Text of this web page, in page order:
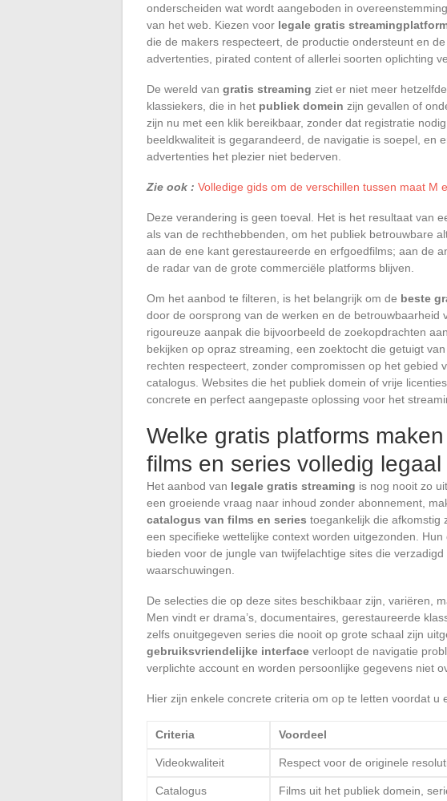
onderscheiden wat wordt aangeboden in
van het web. Kiezen voor legale gratis
die de makers respecteert, de productie ondersteunt en
advertenties, pirated content of allerlei soorten oplichting
De wereld van gratis streaming ziet er niet meer
klassiekers, die in het publiek domein zijn gevallen of
zijn nu met een klik bereikbaar, zonder dat registratie
beeldkwaliteit is gegarandeerd, de navigatie is soepel, en
advertenties het plezier niet bederven.
Zie ook : Volledige gids om de verschillen tussen maat M
Deze verandering is geen toeval. Het is het resultaat van
als van de rechthebbenden, om het publiek betrouwbare
aan de ene kant gerestaureerde en erfgoedfilms; aan de
de radar van de grote commerciële platforms blijven.
Om het aanbod te filteren, is het belangrijk om de beste
door de oorsprong van de werken en de betrouwbaarheid
rigoureuze aanpak die bijvoorbeeld de zoekopdrachten
bekijken op opraz streaming, een zoektocht die getuigt
rechten respecteert, zonder compromissen op het gebied
catalogus. Websites die het publiek domein of vrije
concrete en perfect aangepaste oplossing voor het
Welke gratis platforms
films en series volledig
Het aanbod van legale gratis streaming is nog nooit zo
een groeiende vraag naar inhoud zonder abonnement,
catalogus van films en series toegankelijk die afkomstig
een specifieke wettelijke context worden uitgezonden.
bieden voor de jungle van twijfelachtige sites die
waarschuwingen.
De selecties die op deze sites beschikbaar zijn, variëren,
Men vindt er drama’s, documentaires, gerestaureerde
zelfs onuitgegeven series die nooit op grote schaal zijn
gebruiksvriendelijke interface verloopt de navigatie
verplichte account en worden persoonlijke gegevens niet
Hier zijn enkele concrete criteria om op te letten voordat u
Criteria Voordeel
Videokwaliteit Respect voor de originele
Catalogus Films uit het publiek domein,